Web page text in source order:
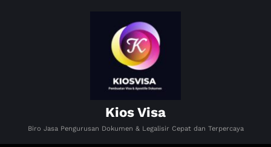
Kios Visa
Biro Jasa Pengurusan Dokumen & Legalisir Cepat dan Terpercaya